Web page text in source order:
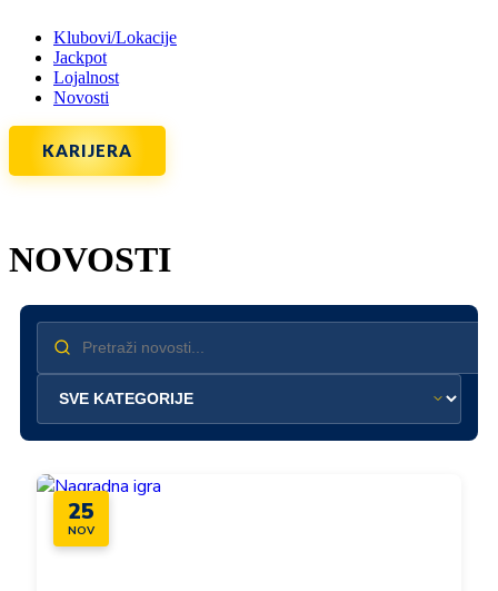
Klubovi/Lokacije
Jackpot
Lojalnost
Novosti
KARIJERA
NOVOSTI
25
NOV